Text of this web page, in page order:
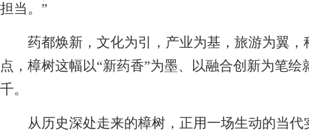
担当。”
药都焕新，文化为引，产业为基，旅游为翼，
点，樟树这幅以“新药香”为墨、以融合创新为笔
千。
从历史深处走来的樟树，正用一场生动的当代